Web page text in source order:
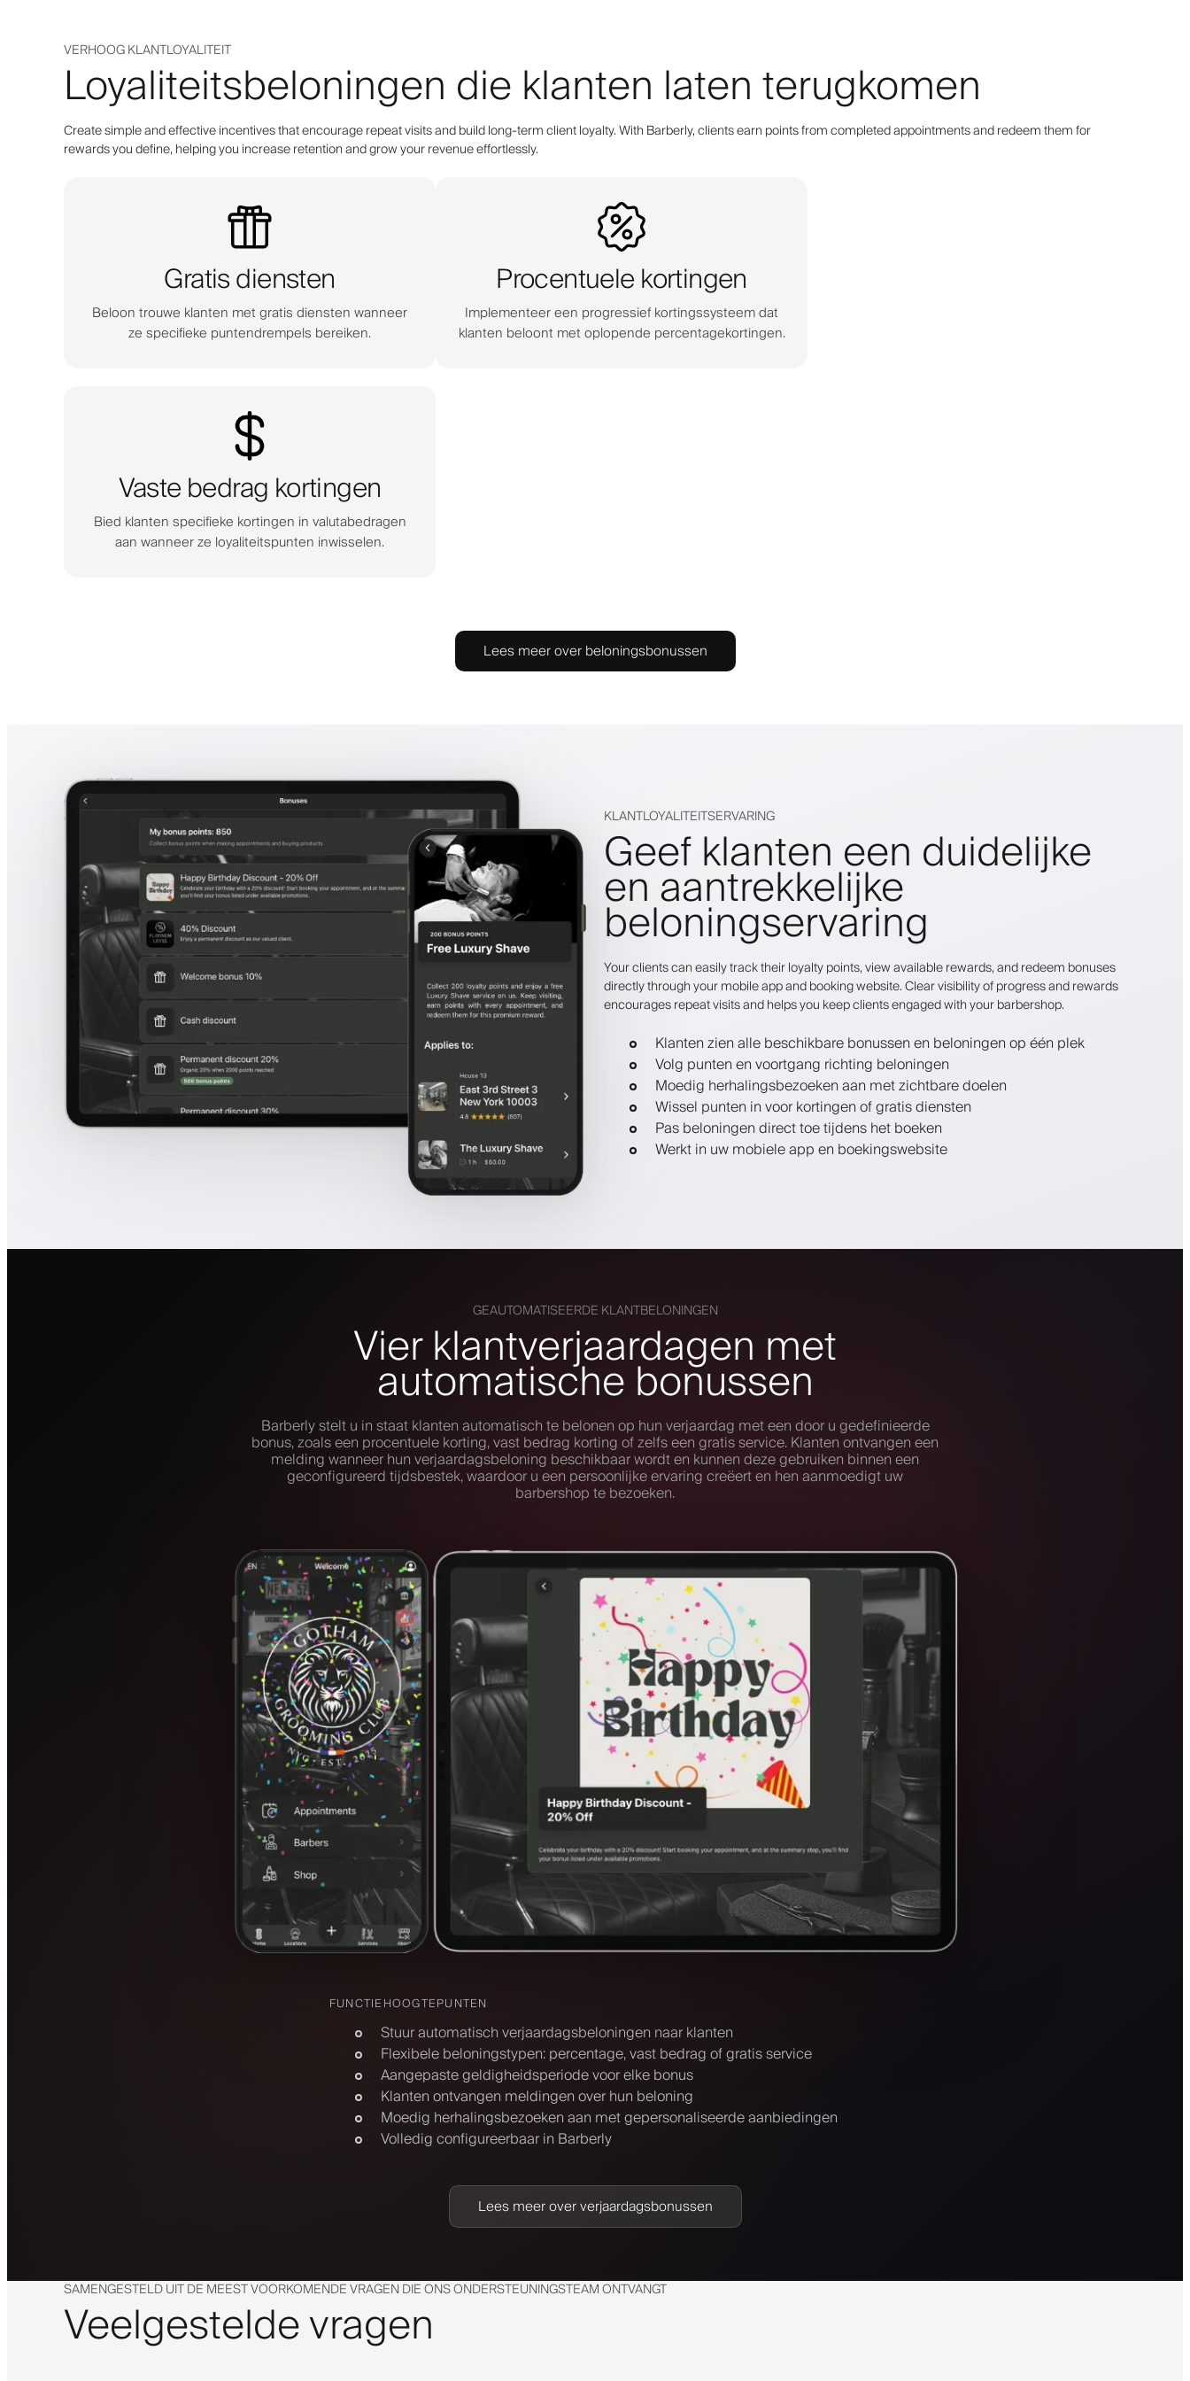
VERHOOG KLANTLOYALITEIT
Loyaliteitsbeloningen die klanten laten terugkomen
Create simple and effective incentives that encourage repeat visits and build long-term client loyalty. With Barberly, clients earn points from completed appointments and redeem them for
rewards you define, helping you increase retention and grow your revenue effortlessly.
Gratis diensten
Beloon trouwe klanten met gratis diensten wanneer
ze specifieke puntendrempels bereiken.
Procentuele kortingen
Implementeer een progressief kortingssysteem dat
klanten beloont met oplopende percentagekortingen.
Vaste bedrag kortingen
Bied klanten specifieke kortingen in valutabedragen
aan wanneer ze loyaliteitspunten inwisselen.
Lees meer over beloningsbonussen
KLANTLOYALITEITSERVARING
Geef klanten een duidelijke
en aantrekkelijke
beloningservaring
Your clients can easily track their loyalty points, view available rewards, and redeem bonuses
directly through your mobile app and booking website. Clear visibility of progress and rewards
encourages repeat visits and helps you keep clients engaged with your barbershop.
Klanten zien alle beschikbare bonussen en beloningen op één plek
Volg punten en voortgang richting beloningen
Moedig herhalingsbezoeken aan met zichtbare doelen
Wissel punten in voor kortingen of gratis diensten
Pas beloningen direct toe tijdens het boeken
Werkt in uw mobiele app en boekingswebsite
GEAUTOMATISEERDE KLANTBELONINGEN
Vier klantverjaardagen met
automatische bonussen
Barberly stelt u in staat klanten automatisch te belonen op hun verjaardag met een door u gedefinieerde
bonus, zoals een procentuele korting, vast bedrag korting of zelfs een gratis service. Klanten ontvangen een
melding wanneer hun verjaardagsbeloning beschikbaar wordt en kunnen deze gebruiken binnen een
geconfigureerd tijdsbestek, waardoor u een persoonlijke ervaring creëert en hen aanmoedigt uw
barbershop te bezoeken.
FUNCTIEHOOGTEPUNTEN
Stuur automatisch verjaardagsbeloningen naar klanten
Flexibele beloningstypen: percentage, vast bedrag of gratis service
Aangepaste geldigheidsperiode voor elke bonus
Klanten ontvangen meldingen over hun beloning
Moedig herhalingsbezoeken aan met gepersonaliseerde aanbiedingen
Volledig configureerbaar in Barberly
Lees meer over verjaardagsbonussen
SAMENGESTELD UIT DE MEEST VOORKOMENDE VRAGEN DIE ONS ONDERSTEUNINGSTEAM ONTVANGT
Veelgestelde vragen